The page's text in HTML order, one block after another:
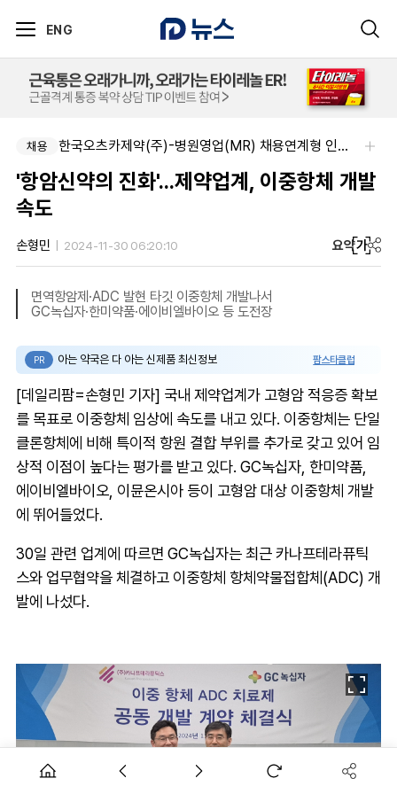
ENG
채용 한국오츠카제약(주)-병원영업(MR) 채용연계형 인턴(신입사원) 모집 공고
'항암신약의 진화'...제약업계, 이중항체 개발
속도
손형민 2024-11-30 06:20:10 요약가
면역항암제·ADC 발현 타깃 이중항체 개발나서
GC녹십자·한미약품·에이비엘바이오 등 도전장
PR 아는 약국은 다 아는 신제품 최신정보 팜스타클럽
[데일리팜=손형민 기자] 국내 제약업계가 고형암 적응증 확보
를 목표로 이중항체 임상에 속도를 내고 있다. 이중항체는 단일
클론항체에 비해 특이적 항원 결합 부위를 추가로 갖고 있어 임
상적 이점이 높다는 평가를 받고 있다. GC녹십자, 한미약품,
에이비엘바이오, 이뮨온시아 등이 고형암 대상 이중항체 개발
에 뛰어들었다.
30일 관련 업계에 따르면 GC녹십자는 최근 카나프테라퓨틱
스와 업무협약을 체결하고 이중항체 항체약물접합체(ADC) 개
발에 나섰다.